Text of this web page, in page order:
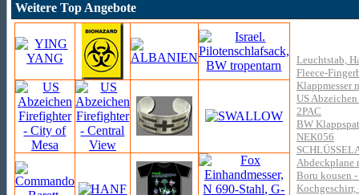
Weitere Top Angebote
Leuchtstab,
Fleece-
Klappmesser
US
2PAC
BW
NEK056
Abdeckplane
Boru kousen
Kochgeschirr,